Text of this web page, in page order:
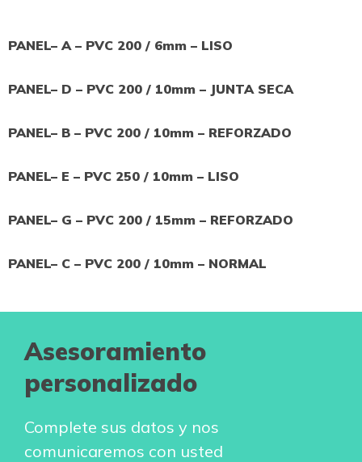
PANEL– A – PVC 200 / 6mm – LISO
PANEL– D – PVC 200 / 10mm – JUNTA SECA
PANEL– B – PVC 200 / 10mm – REFORZADO
PANEL– E – PVC 250 / 10mm – LISO
PANEL– G – PVC 200 / 15mm – REFORZADO
PANEL– C – PVC 200 / 10mm – NORMAL
Asesoramiento
personalizado
Complete sus datos y nos
comunicaremos con usted